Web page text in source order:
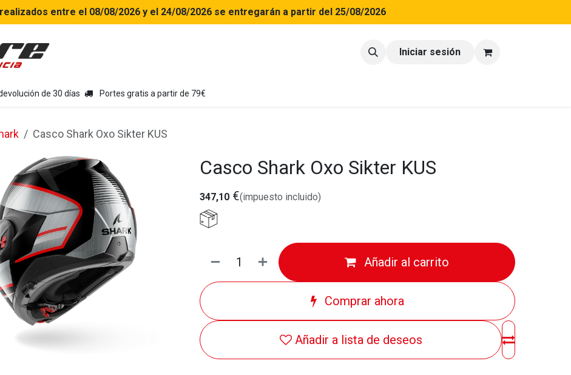
entre el 08/08/2026 y el 24/08/2026 se entregarán a partir del 25/08/2026
Equipamiento moto Iniciar sesión
de 30 días Portes gratis a partir de 79€
Casco Shark Oxo Sikter KUS
Casco Shark Oxo Sikter KUS
347,10 €(impuesto incluido)
Añadir al carrito
Comprar ahora
Añadir a lista de deseos